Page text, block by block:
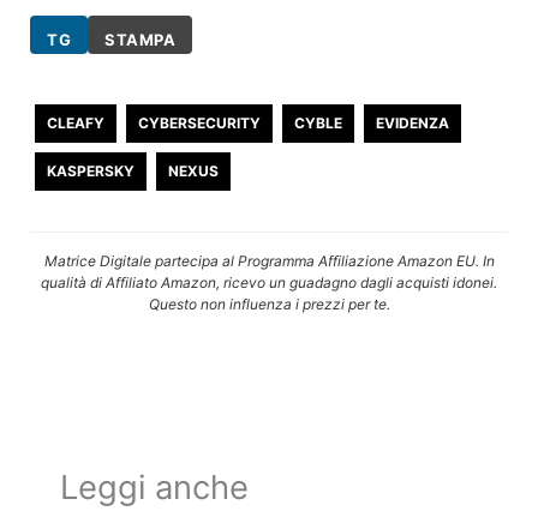
TG STAMPA
CLEAFY CYBERSECURITY CYBLE EVIDENZA
KASPERSKY NEXUS
Matrice Digitale partecipa al Programma Affiliazione Amazon EU. In
qualità di Affiliato Amazon, ricevo un guadagno dagli acquisti idonei.
Questo non influenza i prezzi per te.
Leggi anche